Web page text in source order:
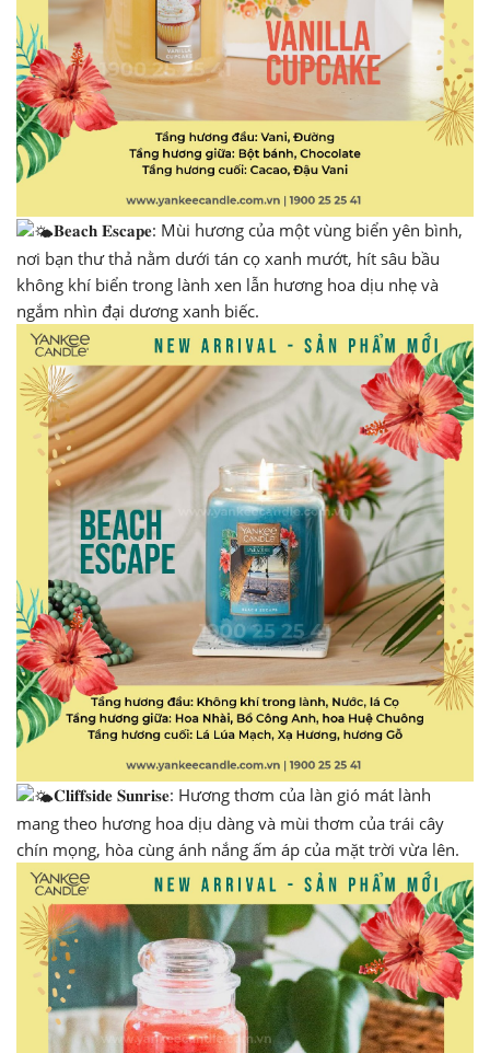
𝐁𝐞𝐚𝐜𝐡 𝐄𝐬𝐜𝐚𝐩𝐞: Mùi hương của một vùng biển yên bình,
nơi bạn thư thả nằm dưới tán cọ xanh mướt, hít sâu bầu
không khí biển trong lành xen lẫn hương hoa dịu nhẹ và
ngắm nhìn đại dương xanh biếc.
𝐂𝐥𝐢𝐟𝐟𝐬𝐢𝐝𝐞 𝐒𝐮𝐧𝐫𝐢𝐬𝐞: Hương thơm của làn gió mát lành
mang theo hương hoa dịu dàng và mùi thơm của trái cây
chín mọng, hòa cùng ánh nắng ấm áp của mặt trời vừa lên.